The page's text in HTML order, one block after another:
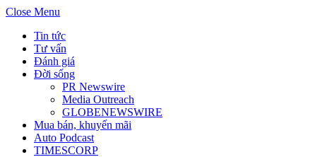
Close Menu
Tin tức
Tư vấn
Đánh giá
Đời sống
PR Newswire
Media Outreach
GLOBENEWSWIRE
Mua bán, khuyến mãi
Auto Podcast
TIMESCORP